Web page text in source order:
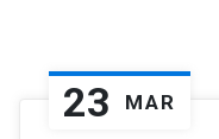
23 MAR